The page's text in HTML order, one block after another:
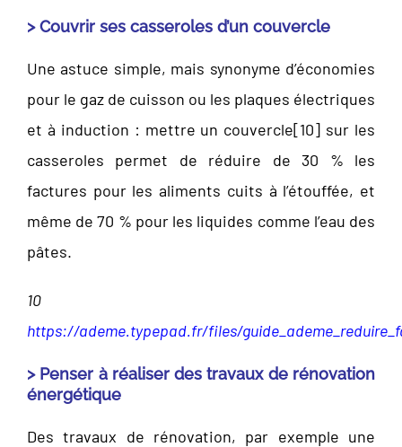
> Couvrir ses casseroles d’un couvercle
Une astuce simple, mais synonyme d’économies
pour le gaz de cuisson ou les plaques électriques
et à induction : mettre un couvercle[10] sur les
casseroles permet de réduire de 30 % les
factures pour les aliments cuits à l’étouffée, et
même de 70 % pour les liquides comme l’eau des
pâtes.
10
https://ademe.typepad.fr/files/
> Penser à réaliser des travaux de rénovation
énergétique
Des travaux de rénovation, par exemple une